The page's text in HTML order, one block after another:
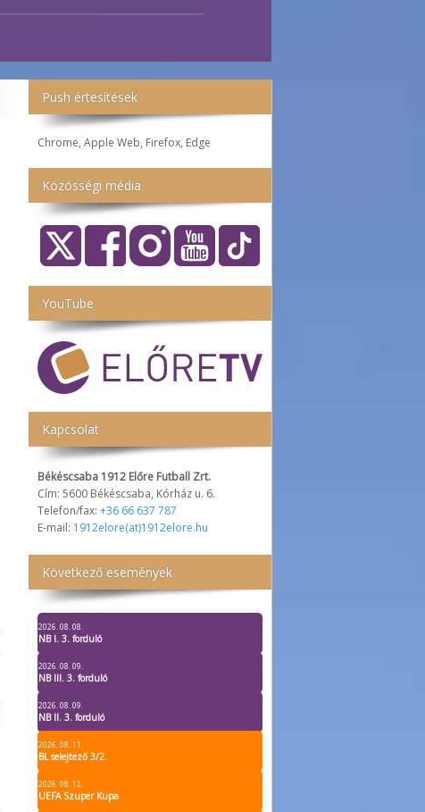
Push értesítések
Chrome, Apple Web, Firefox, Edge
Közösségi média
YouTube
Kapcsolat
Békéscsaba 1912 Előre Futball Zrt.
Cím: 5600 Békéscsaba, Kórház u. 6.
Telefon/fax: +36 66 637 787
E-mail: 1912elore(at)1912elore.hu
Következő események
2026. 08. 08.
NB I. 3. forduló
2026. 08. 09.
NB III. 3. forduló
2026. 08. 09.
NB II. 3. forduló
2026. 08. 11.
BL selejtező 3/2.
2026. 08. 12.
UEFA Szuper Kupa